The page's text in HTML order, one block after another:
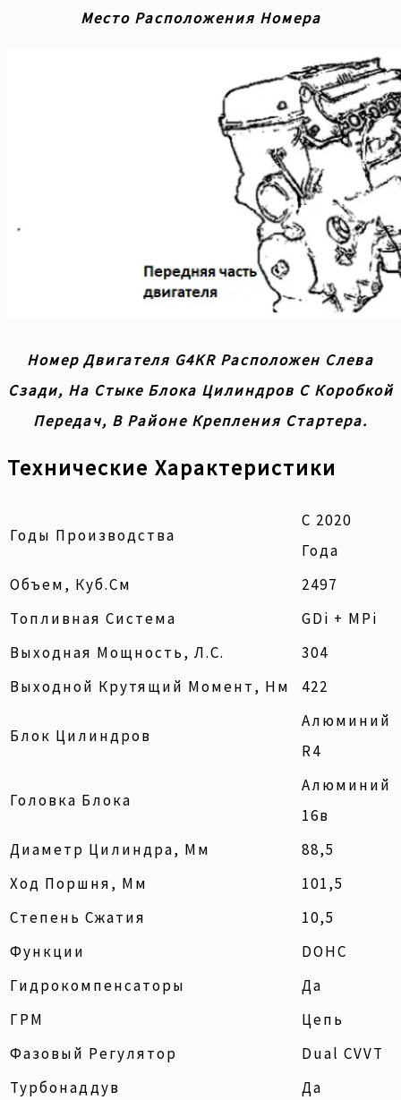
Место Расположения Номера
Номер Двигателя G4KR Расположен Слева
Сзади, На Стыке Блока Цилиндров С Коробкой
Передач, В Районе Крепления Стартера.
Технические Характеристики
Годы Производства
С 2020
Года
Объем, Куб.см
2497
Топливная Система
GDi + MPi
Выходная Мощность, Л.с.
304
Выходной Крутящий Момент, Нм
422
Блок Цилиндров
Алюминий
R4
Головка Блока
Алюминий
16в
Диаметр Цилиндра, Мм
88,5
Ход Поршня, Мм
101,5
Степень Сжатия
10,5
Функции
DOHC
Гидрокомпенсаторы
Да
ГРМ
Цепь
Фазовый Регулятор
Dual CVVT
Турбонаддув
Да